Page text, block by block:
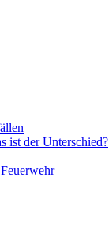
ist der Unterschied?